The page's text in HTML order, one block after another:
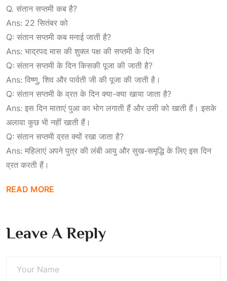
Q. संतान सप्तमी कब है?
Ans: 22 सितंबर को
Q: संतान सप्तमी कब मनाई जाती है?
Ans: भाद्रपद मास की शुक्ल पक्ष की सप्तमी के दिन
Q: संतान सप्तमी के दिन किसकी पूजा की जाती है?
Ans: विष्णु, शिव और पार्वती जी की पूजा की जाती है।
Q: संतान सप्तमी के व्रत के दिन क्या-क्या खाया जाता है?
Ans: इस दिन माताएं पुआ का भोग लगाती हैं और उसी को खाती हैं। इसके
अलावा कुछ भी नहीं खाती हैं।
Q: संतान सप्तमी व्रत क्यों रखा जाता है?
Ans: महिलाएं अपने पुत्र की लंबी आयु और सुख-समृद्धि के लिए इस दिन
व्रत करती हैं।
READ MORE
Leave A Reply